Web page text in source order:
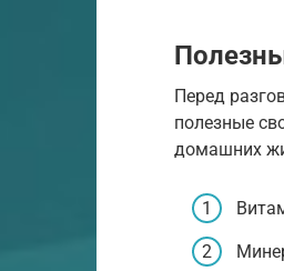
Перед
полезные
домашних